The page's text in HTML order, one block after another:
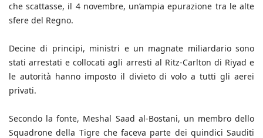
che scattasse, il 4 novembre, un’ampia epurazione tra le alte
sfere del Regno.
Decine di principi, ministri e un magnate miliardario sono
stati arrestati e collocati agli arresti al Ritz-Carlton di Riyad e
le autorità hanno imposto il divieto di volo a tutti gli aerei
privati.
Secondo la fonte, Meshal Saad al-Bostani, un membro dello
Squadrone della Tigre che faceva parte dei quindici Sauditi